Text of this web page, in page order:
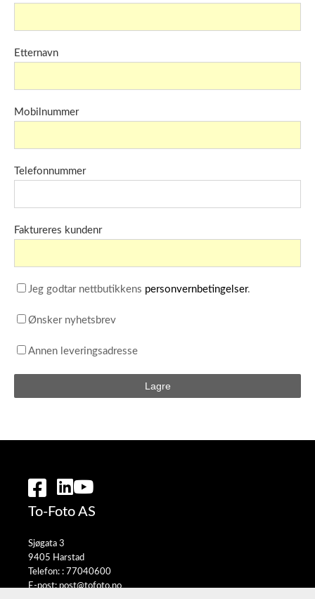
Etternavn
Mobilnummer
Telefonnummer
Faktureres kundenr
Jeg godtar nettbutikkens personvernbetingelser.
Ønsker nyhetsbrev
Annen leveringsadresse
To-Foto AS
Sjøgata 3
9405 Harstad
Telefon: : 77040600
E-post:post@tofoto.no